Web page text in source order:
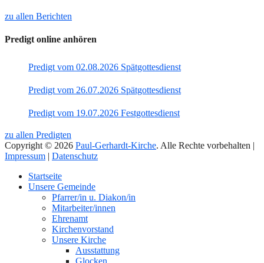
zu allen Berichten
Predigt online anhören
Predigt vom 02.08.2026 Spätgottesdienst
Predigt vom 26.07.2026 Spätgottesdienst
Predigt vom 19.07.2026 Festgottesdienst
zu allen Predigten
Copyright © 2026 Paul-Gerhardt-Kirche. Alle Rechte vorbehalten |
Impressum | Datenschutz
oben
Startseite
Unsere Gemeinde
Pfarrer/in u. Diakon/in
Mitarbeiter/innen
Ehrenamt
Kirchenvorstand
Unsere Kirche
Ausstattung